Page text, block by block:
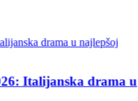
Italijanska drama u